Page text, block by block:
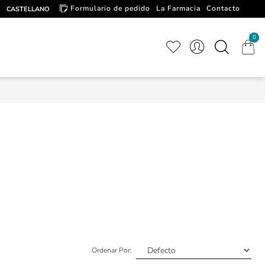
CASTELLANO Formulario de pedido La Farmacia
Contacto
0
Ordenar Por: